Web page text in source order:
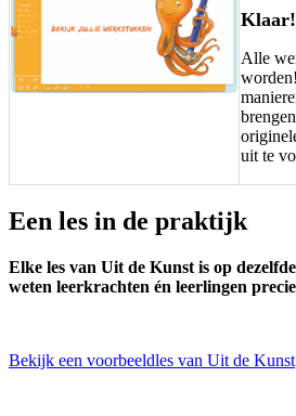
Klaar!
Alle
uit te
Een les in de praktijk
Elke les van Uit de Kunst is op
weten leerkrachten én leerlingen
Bekijk een voorbeeldles van Uit de Kunst